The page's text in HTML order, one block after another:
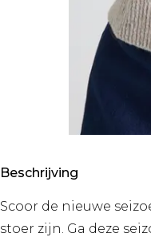
Beschrijving
Scoor de nieuwe
stoer zijn. Ga deze